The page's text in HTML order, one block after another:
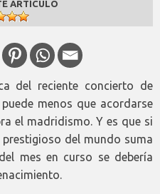
ARTÍCULO
del reciente concierto de
menos que acordarse
el madridismo. Y es que si
del mundo suma
mes en curso se debería